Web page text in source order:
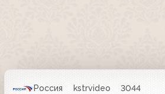
Россия kstrvideo
3044